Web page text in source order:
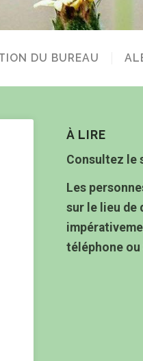
DU BUREAU
À LIRE
Consultez le
Les
sur le lieu de
téléphone ou